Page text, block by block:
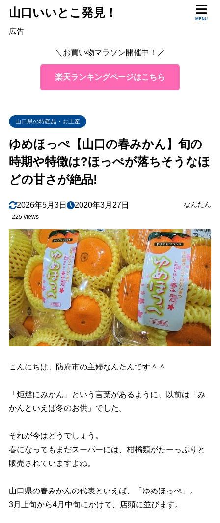
山口いいとこ発見！ MENU
広告
＼お買い物マラソン開催中！／
楽天ランキングページはこちら
山口県の特産品・お土産
ゆめほっぺ【山口の春みかん】旬の
時期や特徴は?ほっぺが落ちそうなほ
どの甘さが絶品!
2026年5月3日 2020年3月27日 なんたん
225 views
こんにちは、防府市の主婦なんたんです＾＾
「炬燵にみかん」という言葉があるように、以前は「み
かんといえば冬のお供」でした。
それが今はどうでしょう。
春になってもまだスーパーには、柑橘類がたーっぷりと
販売されていますよね。
山口県の春みかんの代表といえば、「ゆめほっぺ」。
3月上旬から4月中旬にかけて、店頭に並びます。
目次
「せとみ」が「ゆめほっぺ」になるには？基準と特徴
「ゆめほっぺ」の価格は？
4.1 枝になったまま冬を越す
4.2 貯蔵してさらにおいしく！
5 まとめ